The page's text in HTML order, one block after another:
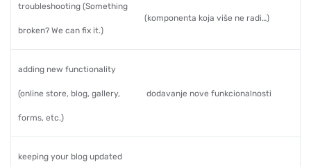
troubleshooting (Something
broken? We can fix it.)
(komponenta koja više ne radi…)
adding new functionality
(online store, blog, gallery,
forms, etc.)
dodavanje nove funkcionalnosti
keeping your blog updated